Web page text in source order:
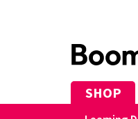
SHOP